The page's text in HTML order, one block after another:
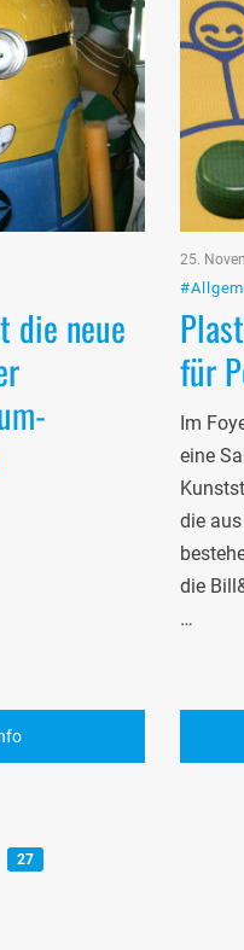
die neue
25.
für
Im
eine
die
die
…
27